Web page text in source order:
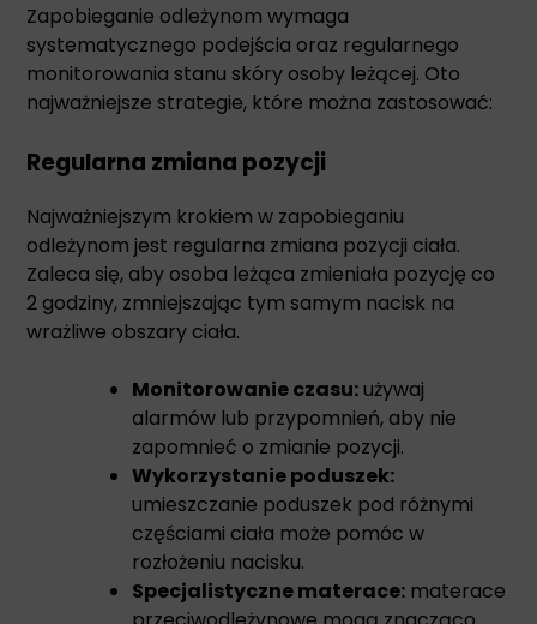
Zapobieganie odleżynom wymaga
systematycznego podejścia oraz regularnego
monitorowania stanu skóry osoby leżącej. Oto
najważniejsze strategie, które można zastosować:
Regularna zmiana pozycji
Najważniejszym krokiem w zapobieganiu
odleżynom jest regularna zmiana pozycji ciała.
Zaleca się, aby osoba leżąca zmieniała pozycję co
2 godziny, zmniejszając tym samym nacisk na
wrażliwe obszary ciała.
Monitorowanie czasu:używaj
alarmów lub przypomnień, aby nie
zapomnieć o zmianie pozycji.
Wykorzystanie poduszek:
umieszczanie poduszek pod różnymi
częściami ciała może pomóc w
rozłożeniu nacisku.
Specjalistyczne materace: materace